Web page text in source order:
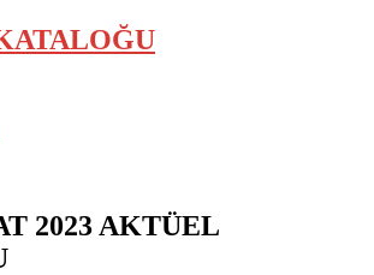
2023 AKTÜEL